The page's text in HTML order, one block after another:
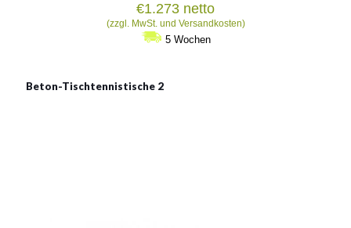
€1.273 netto
(zzgl. MwSt. und Versandkosten)
5 Wochen
Beton-Tischtennistische 2